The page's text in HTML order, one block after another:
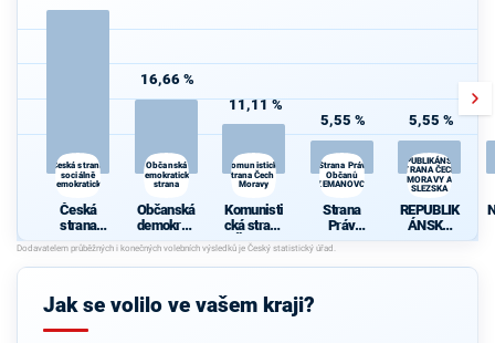
Česká strana
sociálně
demokratická
Česká
strana
sociálně
demokrati
cká
16,66 %
Občanská
demokratická
strana
Občanská
demokrati
cká strana
11,11 %
Komunistická
strana Čech a
Moravy
Komunisti
cká strana
Čech a
Moravy
5,55 %
Strana Práv
Občanů
ZEMANOVCI
Strana
Práv
Občanů
ZEMANO
VCI
5,55 %
REPUBLIKÁNSKÁ
STRANA ČECH,
MORAVY A
SLEZSKA
REPUBLIK
ÁNSKÁ
STRANA
MORAVY
Jak se volilo ve vašem kraji?